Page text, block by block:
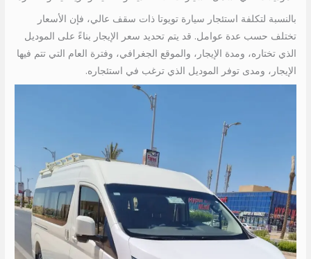
بالنسبة لتكلفة استئجار سيارة تويوتا ذات سقف عالي، فإن الأسعار
تختلف حسب عدة عوامل. قد يتم تحديد سعر الإيجار بناءً على الموديل
الذي تختاره، ومدة الإيجار، والموقع الجغرافي، وفترة العام التي تتم فيها
الإيجار، ومدى توفر الموديل الذي ترغب في استئجاره.